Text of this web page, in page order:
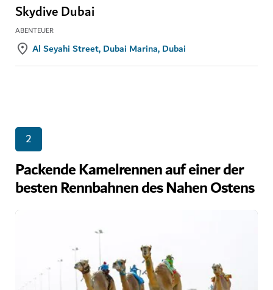
Skydive Dubai
ABENTEUER
Al Seyahi Street, Dubai Marina, Dubai
2
Packende Kamelrennen auf einer der
besten Rennbahnen des Nahen Ostens